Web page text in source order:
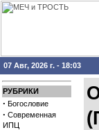
07 Авг, 2026 г. - 18:03
РУБРИКИ
· Богословие
· Современная
ИПЦ